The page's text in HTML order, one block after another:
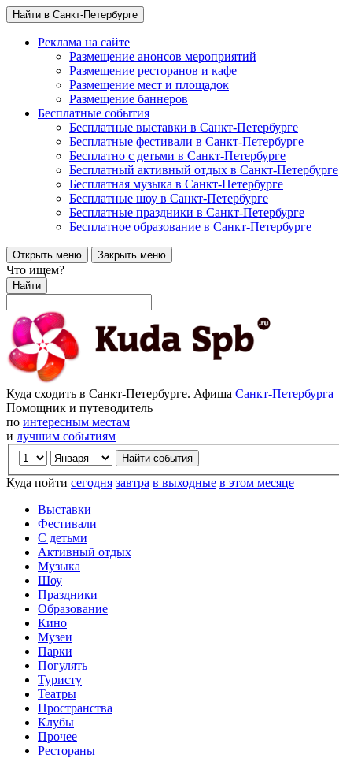
Найти в Санкт-Петербурге
Реклама на сайте
Размещение анонсов мероприятий
Размещение ресторанов и кафе
Размещение мест и площадок
Размещение баннеров
Бесплатные события
Бесплатные выставки в Санкт-Петербурге
Бесплатные фестивали в Санкт-Петербурге
Бесплатно с детьми в Санкт-Петербурге
Бесплатный активный отдых в Санкт-Петербурге
Бесплатная музыка в Санкт-Петербурге
Бесплатные шоу в Санкт-Петербурге
Бесплатные праздники в Санкт-Петербурге
Бесплатное образование в Санкт-Петербурге
Открыть меню Закрыть меню
Что ищем?
Найти
Куда сходить в Санкт-Петербурге. Афиша Санкт-Петербурга
Помощник и путеводитель
по интересным местам
и лучшим событиям
Куда пойти сегодня завтра в выходные в этом месяце
Выставки
Фестивали
С детьми
Активный отдых
Музыка
Шоу
Праздники
Образование
Кино
Музеи
Парки
Погулять
Туристу
Театры
Пространства
Клубы
Прочее
Рестораны